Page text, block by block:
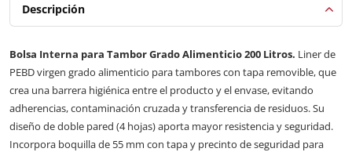
Descripción
Bolsa Interna para Tambor Grado Alimenticio 200 Litros. Liner de
PEBD virgen grado alimenticio para tambores con tapa removible, que
crea una barrera higiénica entre el producto y el envase, evitando
adherencias, contaminación cruzada y transferencia de residuos. Su
diseño de doble pared (4 hojas) aporta mayor resistencia y seguridad.
Incorpora boquilla de 55 mm con tapa y precinto de seguridad para